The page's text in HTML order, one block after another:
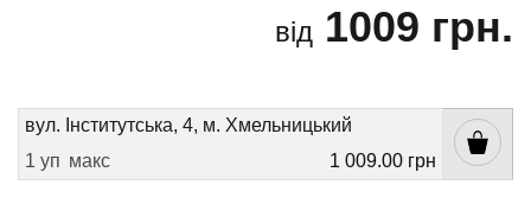
від 1009 грн.
вул. Інститутська, 4, м. Хмельницький
1 уп макс 1 009.00 грн